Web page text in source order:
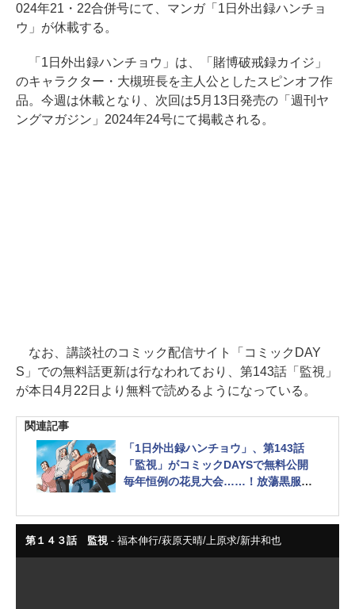
024年21・22合併号にて、マンガ「1日外出録ハンチョ
ウ」が休載する。
「1日外出録ハンチョウ」は、「賭博破戒録カイジ」
のキャラクター・大槻班長を主人公としたスピンオフ作
品。今週は休載となり、次回は5月13日発売の「週刊ヤ
ングマガジン」2024年24号にて掲載される。
なお、講談社のコミック配信サイト「コミックDAY
S」での無料話更新は行なわれており、第143話「監視」
が本日4月22日より無料で読めるようになっている。
関連記事
「1日外出録ハンチョウ」、第143話
「監視」がコミックDAYSで無料公開
毎年恒例の花見大会……！放蕩黒服・